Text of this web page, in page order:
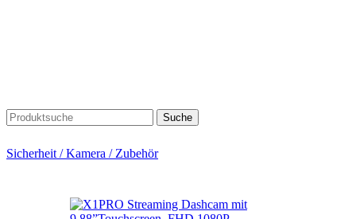
Suche
Sicherheit / Kamera / Zubehör